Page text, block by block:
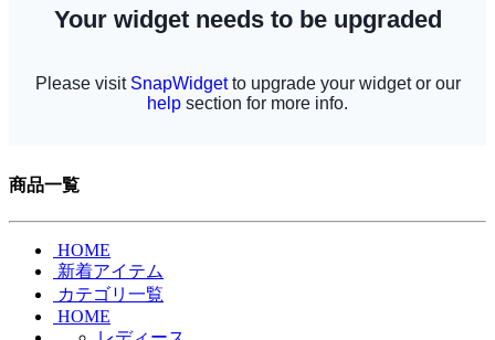
商品一覧
HOME
新着アイテム
カテゴリ一覧
HOME